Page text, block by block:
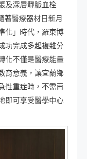
及深層靜脈血栓
著醫療器材日新月
化」時代，羅東博
功完成多起複雜分
化不僅是醫療能量
育意義，讓宜蘭鄉
性重症時，不需再
即可享受醫學中心